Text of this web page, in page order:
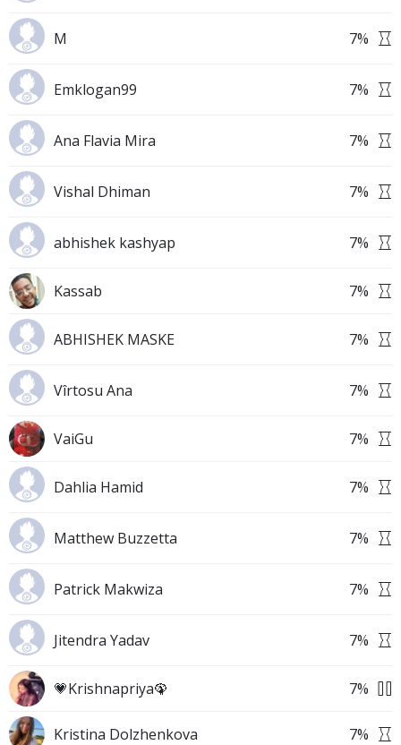
M 7%
Emklogan99 7%
Ana Flavia Mira 7%
Vishal Dhiman 7%
abhishek kashyap 7%
Kassab 7%
ABHISHEK MASKE 7%
Vîrtosu Ana 7%
VaiGu 7%
Dahlia Hamid 7%
Matthew Buzzetta 7%
Patrick Makwiza 7%
Jitendra Yadav 7%
💗Krishnapriya🦚 7%
Kristina Dolzhenkova 7%